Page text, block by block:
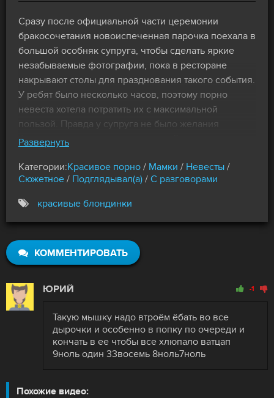
Сразу после официальной части церемонии
бракосочетания новоиспеченная парочка поехала в
большой особняк супруга, чтобы сделать яркие
незабываемые фотографии, пока в ресторане
накрывают столы для празднования такого события.
У ребят было несколько часов, поэтому порно
невеста хотела потратить их с максимальной
пользой. Правда у супруга не было желания
фоткаться, ведь самец пил крепкий алкоголь,
ушел в другую комнату, опытный фотограф
сообщил, что может сделать шикарные снимки и без
муженька. Красавица согласилась, но так увлеклась
позированием, что спустя всего полчаса сама не
заметила, как забралась на твердый член самца с
камерой, который не только фоткать умел, но еще и
трахал девицу до дрожи в коленках.
Развернуть
Категории:Красивое порно / Мамки / Невесты /
Сюжетное / Подглядывал(а) / С разговорами
красивые блондинки
КОММЕНТИРОВАТЬ
ЮРИЙ -1
Такую мышку надо втроём ёбать во все
дырочки и особенно в попку по очереди и
кончать в ее чтобы все хлюпало ватцап
9ноль один 33восемь 8ноль7ноль
Похожие видео: